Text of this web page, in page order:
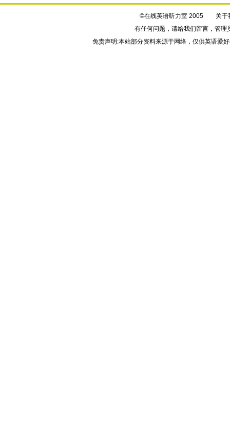
©在线英语听力室 2005 关于
有任何问题，请给我们留言，管理
免责声明:本站部分资料来源于网络，仅供英语爱